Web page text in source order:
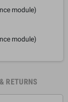
module)
module)
RETURNS